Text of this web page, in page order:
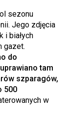
sezonu
Jego zdjęcia
i białych
gazet.
do
tam
szparagów,
500
w